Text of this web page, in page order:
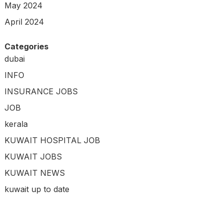
May 2024
April 2024
Categories
dubai
INFO
INSURANCE JOBS
JOB
kerala
KUWAIT HOSPITAL JOB
KUWAIT JOBS
KUWAIT NEWS
kuwait up to date